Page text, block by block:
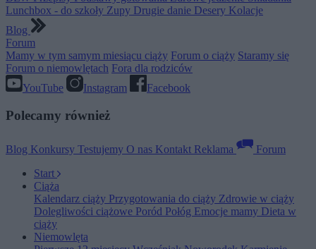
Lunchbox - do szkoły Zupy Drugie danie Desery Kolacje
Blog
Forum
Mamy w tym samym miesiącu ciąży Forum o ciąży Staramy się
Forum o niemowlętach Fora dla rodziców
YouTube
Instagram Facebook
Polecamy również
Blog Konkursy Testujemy O nas Kontakt Reklama
Forum
Start
Ciąża
Kalendarz ciąży Przygotowania do ciąży Zdrowie w ciąży
Dolegliwości ciążowe Poród Połóg Emocje mamy Dieta w
ciąży
Niemowlęta